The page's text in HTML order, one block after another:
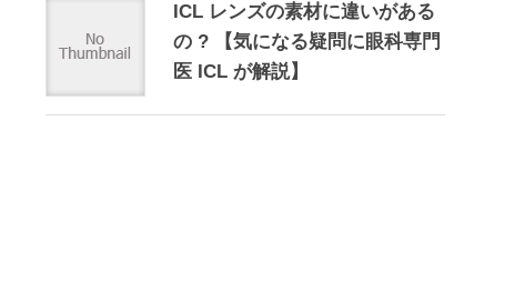
ICL レンズの素材に違いがある
の ? 【気になる疑問に眼科専門
医 ICL が解説】